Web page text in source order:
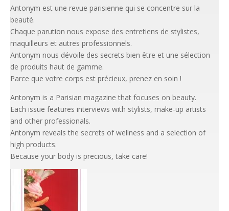
Antonym est une revue parisienne qui se concentre sur la
beauté.
Chaque parution nous expose des entretiens de stylistes,
maquilleurs et autres professionnels.
Antonym nous dévoile des secrets bien être et une sélection
de produits haut de gamme.
Parce que votre corps est précieux, prenez en soin !
Antonym is a Parisian magazine that focuses on beauty.
Each issue features interviews with stylists, make-up artists
and other professionals.
Antonym reveals the secrets of wellness and a selection of
high products.
Because your body is precious, take care!